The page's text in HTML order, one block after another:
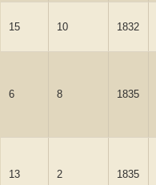
15 10 1832
6 8 1835
13 2 1835